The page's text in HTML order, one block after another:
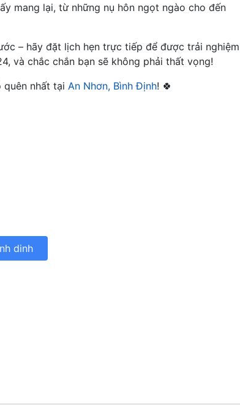
mang lại, từ những nụ hôn ngọt ngào cho đến
– hãy đặt lịch hẹn trực tiếp để được trải nghiệm
và chắc chắn bạn sẽ không phải thất vọng!
quên nhất tại An Nhơn, Bình Định! 🍀
dinh